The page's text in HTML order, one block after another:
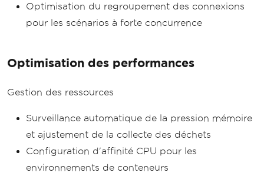
Optimisation du regroupement des connexions
pour les scénarios à forte concurrence
Optimisation des performances
Gestion des ressources
Surveillance automatique de la pression mémoire
et ajustement de la collecte des déchets
Configuration d'affinité CPU pour les
environnements de conteneurs